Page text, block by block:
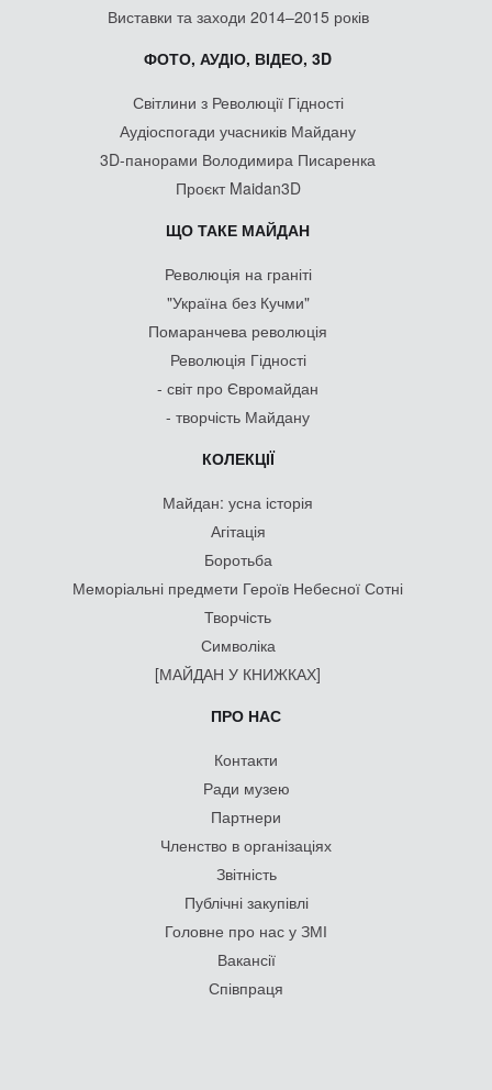
Виставки та заходи 2014–2015 років
ФОТО, АУДІО, ВІДЕО, 3D
Світлини з Революції Гідності
Аудіоспогади учасників Майдану
3D-панорами Володимира Писаренка
Проєкт Maidan3D
ЩО ТАКЕ МАЙДАН
Революція на граніті
"Україна без Кучми"
Помаранчева революція
Революція Гідності
- світ про Євромайдан
- творчість Майдану
КОЛЕКЦІЇ
Майдан: усна історія
Агітація
Боротьба
Меморіальні предмети Героїв Небесної Сотні
Творчість
Символіка
[МАЙДАН У КНИЖКАХ]
ПРО НАС
Контакти
Ради музею
Партнери
Членство в організаціях
Звітність
Публічні закупівлі
Головне про нас у ЗМІ
Вакансії
Співпраця